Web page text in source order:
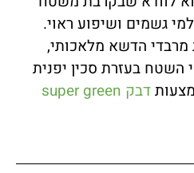
גשמים ושיפוע ראוי.
הדשא מלאכותי,
השטח בעזרת סכין יפנית
דבק super green